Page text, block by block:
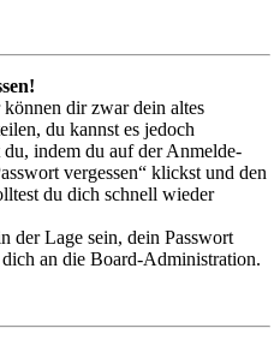
dir zwar dein altes
du kannst es jedoch
indem du auf der Anmelde-
vergessen“ klickst und den
du dich schnell wieder
der Lage sein, dein Passwort
an die Board-Administration.